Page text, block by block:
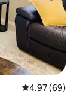
平均评分 4.97
4.97 (69)